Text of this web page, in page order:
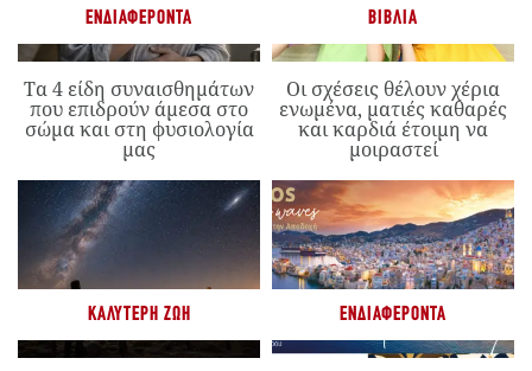
ΕΝΔΙΑΦΈΡΟΝΤΑ
Τα 4 είδη συναισθημάτων
που επιδρούν άμεσα στο
σώμα και στη φυσιολογία
μας
ΒΙΒΛΊΑ
Οι σχέσεις θέλουν χέρια
ενωμένα, ματιές καθαρές
και καρδιά έτοιμη να
μοιραστεί
ΚΑΛΎΤΕΡΗ ΖΩΉ ΕΝΔΙΑΦΈΡΟΝΤΑ